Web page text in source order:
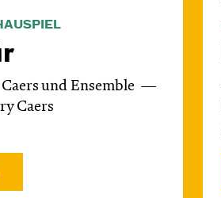
und Ensemble
Caers